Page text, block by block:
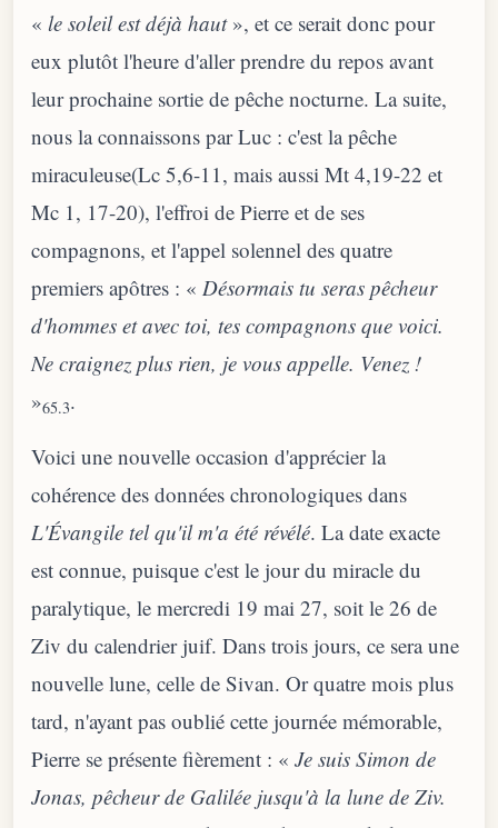
« le soleil est déjà haut», et ce serait donc pour
eux plutôt l'heure d'aller prendre du repos avant
leur prochaine sortie de pêche nocturne. La suite,
nous la connaissons par Luc : c'est la pêche
miraculeuse(Lc 5,6-11, mais aussi Mt 4,19-22 et
Mc 1, 17-20), l'effroi de Pierre et de ses
compagnons, et l'appel solennel des quatre
premiers apôtres : « Désormais tu seras pêcheur
d'hommes et avec toi, tes compagnons que voici.
Ne craignez plus rien, je vous appelle. Venez !
»65.3.
Voici une nouvelle occasion d'apprécier la
cohérence des données chronologiques dans
L'Évangile tel qu'il m'a été révélé. La date exacte
est connue, puisque c'est le jour du miracle du
paralytique, le mercredi 19 mai 27, soit le 26 de
Ziv du calendrier juif. Dans trois jours, ce sera une
nouvelle lune, celle de Sivan. Or quatre mois plus
tard, n'ayant pas oublié cette journée mémorable,
Pierre se présente fièrement : « Je suis Simon de
Jonas, pêcheur de Galilée jusqu'à la lune de Ziv.